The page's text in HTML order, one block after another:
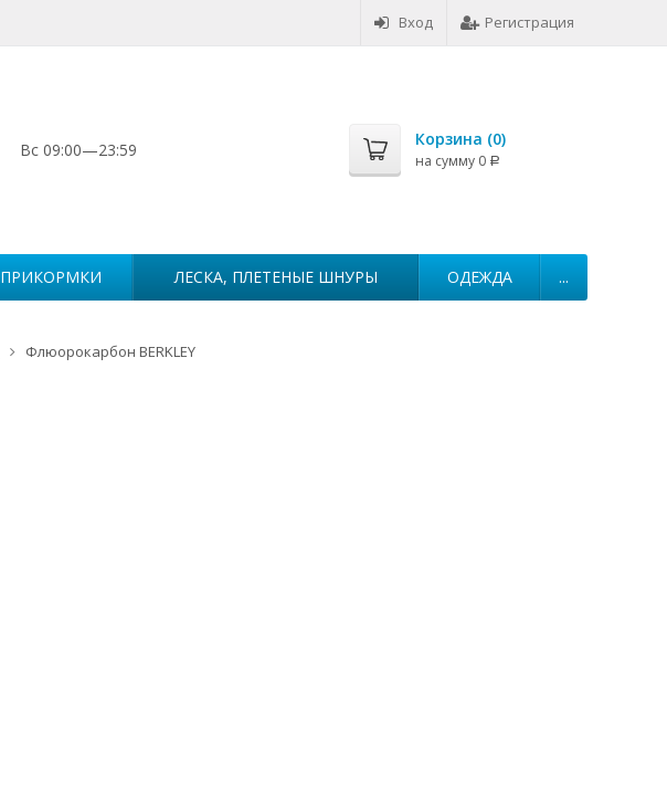
Вход Регистрация
Вс 09:00—23:59
Корзина (0)
на сумму 0 Р
ПРИКОРМКИ ЛЕСКА, ПЛЕТЕНЫЕ ШНУРЫ ОДЕЖДА ...
Флюорокарбон BERKLEY